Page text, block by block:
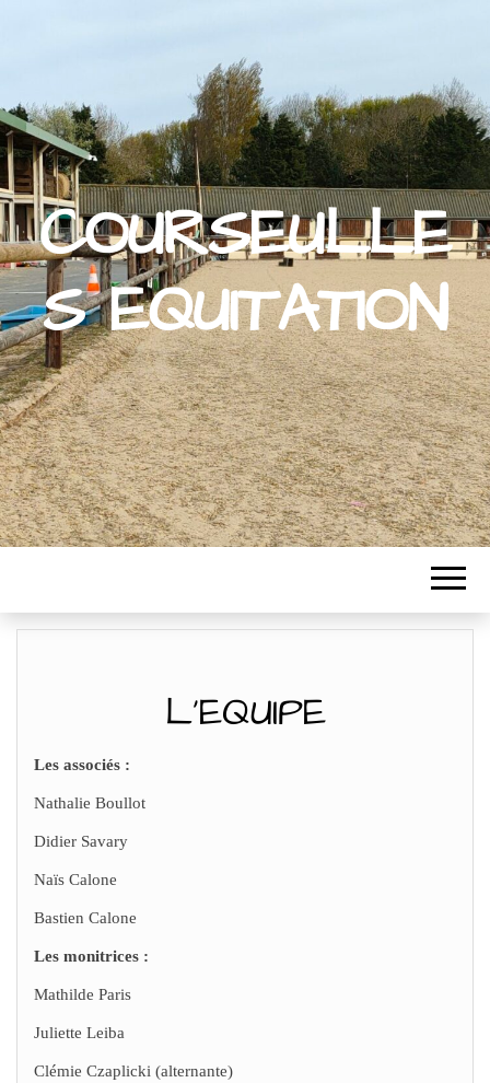
COURSEULLE
S EQUITATION
L’EQUIPE
Les associés :
Nathalie Boullot
Didier Savary
Naïs Calone
Bastien Calone
Les monitrices :
Mathilde Paris
Juliette Leiba
Clémie Czaplicki (alternante)